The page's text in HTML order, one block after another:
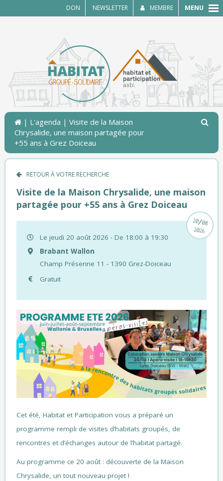
DON NEWSLETTER MEMBRE MENU
| L'agenda | Visite de la Maison
Chrysalide, une maison partagée pour
+55 ans à Grez Doiceau
RETOUR À VOTRE RECHERCHE
Visite de la Maison Chrysalide, une maison
partagée pour +55 ans à Grez Doiceau
Le jeudi 20 août 2026 - De 18:00 à 19:30
Brabant Wallon
Champ Présenne 11 - 1390 Grez-Doiceau
Gratuit
20/08
2026
Cet été, Habitat et Participation vous a préparé un
programme rempli de visites d’habitats groupés, de
rencontres et d’échanges autour de l’habitat partagé.
Au programme ce 20 août : découverte de la Maison
Chrysalide, un tout nouveau projet !